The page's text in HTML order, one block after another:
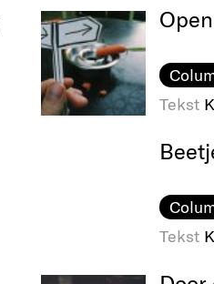
Tekst
Tekst